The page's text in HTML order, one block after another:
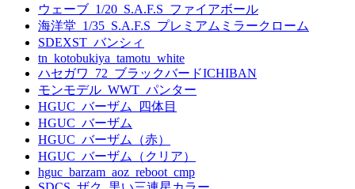
ウェーブ_1/20_S.A.F.S_ファイアボール
海洋堂_1/35_S.A.F.S_プレミアムミラークローム
SDEXST_バンシィ
tn_kotobukiya_tamotu_white
ハセガワ_72_ブラックバードICHIBAN
モンモデル_WWT_パンター
HGUC_バーザム_四体目
HGUC_バーザム
HGUC_バーザム（赤）
HGUC_バーザム（クリア）
hguc_barzam_aoz_reboot_cmp